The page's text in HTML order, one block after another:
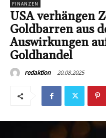
FINANZEN
USA verhängen
Goldbarren aus
Auswirkungen
Goldhandel
redaktion 20.08.2025